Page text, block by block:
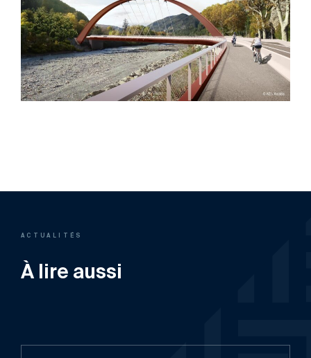
ACTUALITÉS
À lire aussi